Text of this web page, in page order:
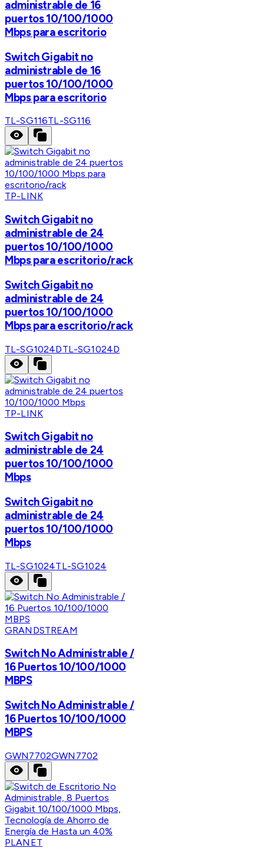
administrable de 16
puertos 10/100/1000
Mbps para escritorio
Switch Gigabit no
administrable de 16
puertos 10/100/1000
Mbps para escritorio
TL-SG116TL-SG116
TP-LINK
Switch Gigabit no
administrable de 24
puertos 10/100/1000
Mbps para escritorio/rack
Switch Gigabit no
administrable de 24
puertos 10/100/1000
Mbps para escritorio/rack
TL-SG1024DTL-SG1024D
TP-LINK
Switch Gigabit no
administrable de 24
puertos 10/100/1000
Mbps
Switch Gigabit no
administrable de 24
puertos 10/100/1000
Mbps
TL-SG1024TL-SG1024
GRANDSTREAM
Switch No Administrable /
16 Puertos 10/100/1000
MBPS
Switch No Administrable /
16 Puertos 10/100/1000
MBPS
GWN7702GWN7702
PLANET